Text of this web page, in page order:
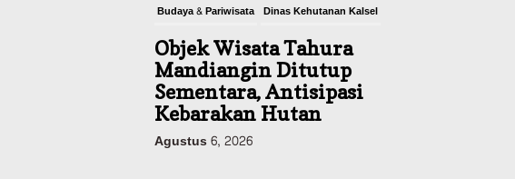
Budaya & Pariwisata Dinas Kehutanan Kalsel
Objek Wisata Tahura
Mandiangin Ditutup
Sementara, Antisipasi
Kebarakan Hutan
Agustus 6, 2026